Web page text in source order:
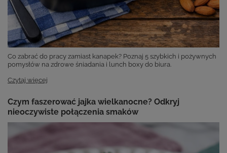
Co zabrać do pracy zamiast kanapek? Poznaj 5 szybkich i pożywnych
pomysłów na zdrowe śniadania i lunch boxy do biura.
Czytaj więcej
Czym faszerować jajka wielkanocne? Odkryj
nieoczywiste połączenia smaków